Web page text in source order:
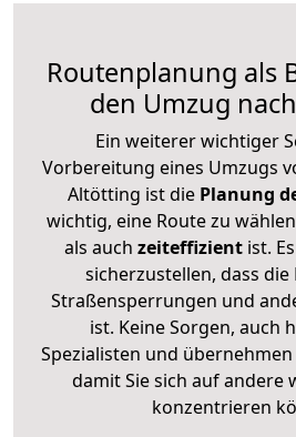
Routenplanung als
den Umzug
Ein weiterer wichtiger
Vorbereitung eines Umzugs
Altötting ist diePlanung
wichtig, eine Route zu
als auch zeiteffizientist.
sicherzustellen, dass
Straßensperrungen und
ist. Keine Sorgen, auch
Spezialisten und
damit Sie sich auf andere
konzentrieren